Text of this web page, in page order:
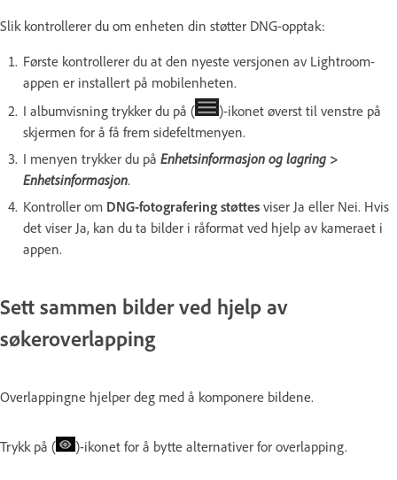
Slik kontrollerer du om enheten din støtter DNG-opptak:
Første kontrollerer du at den nyeste versjonen av Lightroom-
appen er installert på mobilenheten.
I albumvisning trykker du på (
)-ikonet øverst til venstre på
skjermen for å få frem sidefeltmenyen.
I menyen trykker du på Enhetsinformasjon og lagring >
Enhetsinformasjon.
Kontroller om DNG-fotografering støttes viser Ja eller Nei. Hvis
det viser Ja, kan du ta bilder i råformat ved hjelp av kameraet i
appen.
Sett sammen bilder ved hjelp av
søkeroverlapping
Overlappingne hjelper deg med å komponere bildene.
Trykk på ( )-ikonet for å bytte alternativer for overlapping.